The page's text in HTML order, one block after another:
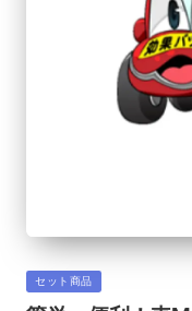
Posted
in
セット商品